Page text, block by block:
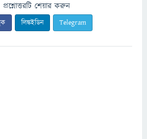
প্রশ্নোত্তরটি শেয়ার করুন
লিঙ্কইডিন Telegram